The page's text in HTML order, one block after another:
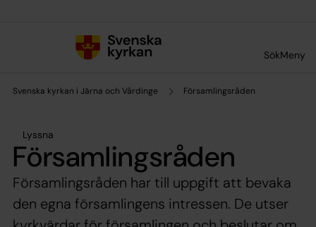
SökMeny
Svenska kyrkan i Järna och Vårdinge Församlingsråden
Lyssna
Församlingsråden
Församlings­råden har till uppgift att bevaka
den egna församlingens intressen. De utser